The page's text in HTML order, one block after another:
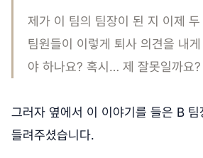
제가 이 팀의 팀장이 된 지 이제
팀원들이 이렇게 퇴사 의견을 내
야 하나요? 혹시… 제 잘못일까요?
그러자 옆에서 이 이야기를 들은 B
들려주셨습니다.